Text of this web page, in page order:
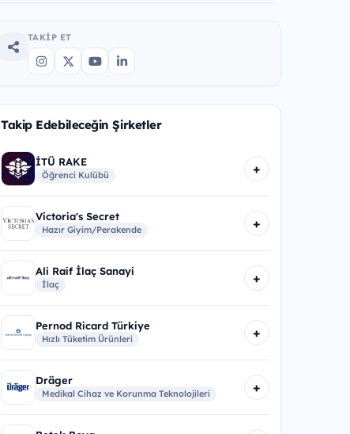
TAKIP ET
Takip Edebileceğin Şirketler
İTÜ RAKE
Öğrenci Kulübü +
Victoria's Secret
Hazır Giyim/Perakende +
Ali Raif İlaç Sanayi
İlaç +
Pernod Ricard Türkiye
Hızlı Tüketim Ürünleri +
Dräger
Medikal Cihaz ve Korunma Teknolojileri +